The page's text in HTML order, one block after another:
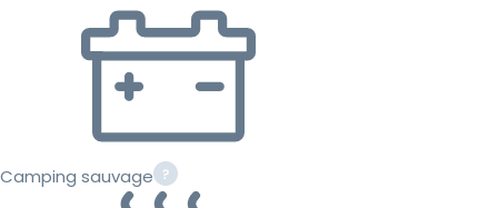
Camping sauvage